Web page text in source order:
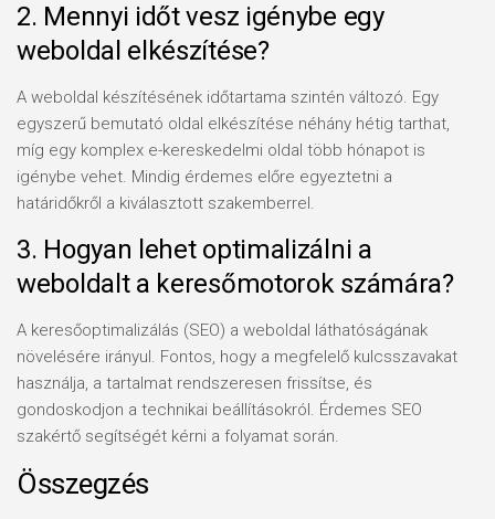
2. Mennyi időt vesz igénybe egy
weboldal elkészítése?
A weboldal készítésének időtartama szintén változó. Egy
egyszerű bemutató oldal elkészítése néhány hétig tarthat,
míg egy komplex e-kereskedelmi oldal több hónapot is
igénybe vehet. Mindig érdemes előre egyeztetni a
határidőkről a kiválasztott szakemberrel.
3. Hogyan lehet optimalizálni a
weboldalt a keresőmotorok számára?
A keresőoptimalizálás (SEO) a weboldal láthatóságának
növelésére irányul. Fontos, hogy a megfelelő kulcsszavakat
használja, a tartalmat rendszeresen frissítse, és
gondoskodjon a technikai beállításokról. Érdemes SEO
szakértő segítségét kérni a folyamat során.
Összegzés